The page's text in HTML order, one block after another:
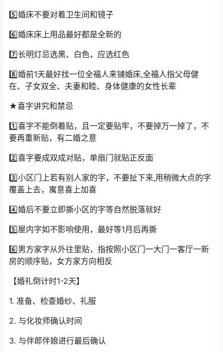
5️⃣婚床不要对着卫生间和镜子
6️⃣婚床床上用品最好都是全新的
7️⃣长明灯忌选黑、白色，应选红色
8️⃣婚前1天最好找一位全福人来铺婚床,全福人指父母健
在、子女双全、夫妻和睦、身体健康的女性长辈
★喜字讲究和禁忌
1️⃣喜字不能倒着贴，且一定要贴牢，不要掉万一掉了，不
要再重新贴，有二婚之意
2️⃣喜字要成双成对贴，单扇门就贴正反面
3️⃣小区门上若有别人家的字，不要扯下来,用稍微大点的字
覆盖上去，寓意喜上加喜
4️⃣婚后不要立即撕小区的字等自然脱落就好
5️⃣屋内字如不影响使用，最好等1月后再撕
6️⃣男方家字从外往里贴，指按照小区门一大门一客厅一新
房的顺序贴，女方家方向相反
【婚礼倒计时1-2天】
1. 准备、检查婚纱、礼服
2. 与化妆师确认时间
3. 与伴郎伴娘进行最后确认